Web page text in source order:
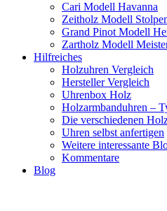
Cari Modell Havanna
Zeitholz Modell
Grand Pinot Modell
Zartholz Modell
Hilfreiches
Holzuhren Vergleich
Hersteller Vergleich
Uhrenbox Holz
Holzarmbanduhren –
Die verschiedenen
Uhren selbst anfertigen
Weitere interessante
Kommentare
Blog